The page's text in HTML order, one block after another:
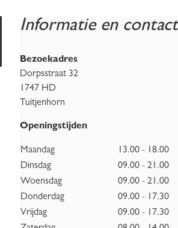
Informatie en contact
Bezoekadres
Dorpsstraat 32
1747 HD
Tuitjenhorn
Openingstijden
Maandag
13.00 - 18.00
Dinsdag
09.00 - 21.00
Woensdag
09.00 - 21.00
Donderdag
09.00 - 17.30
Vrijdag
09.00 - 17.30